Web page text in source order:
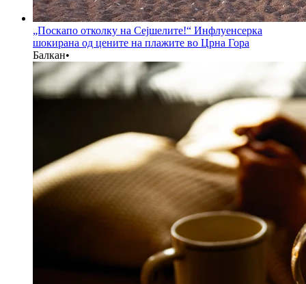
„Поскапо отколку на Сејшелите!“ Инфлуенсерка
шокирана од цените на плажите во Црна Гора
Балкан•